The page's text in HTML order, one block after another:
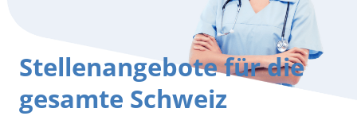
Stellenangebote für die
gesamte Schweiz